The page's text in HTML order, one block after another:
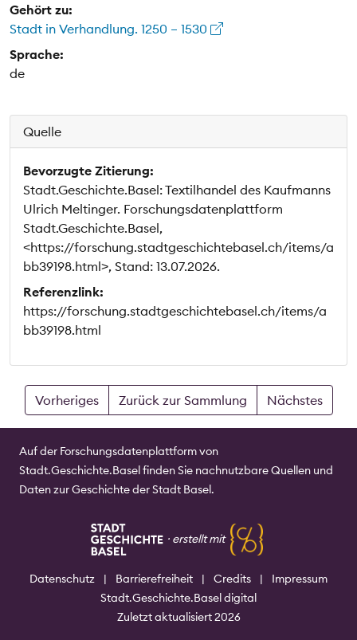
Gehört zu:
Stadt in Verhandlung. 1250 – 1530
Sprache:
de
Quelle
Bevorzugte Zitierung:
Stadt.Geschichte.Basel: Textilhandel des Kaufmanns
Ulrich Meltinger. Forschungsdatenplattform
Stadt.Geschichte.Basel,
<https://forschung.stadtgeschichtebasel.ch/items/a
bb39198.html>, Stand: 13.07.2026.
Referenzlink:
https://forschung.stadtgeschichtebasel.ch/items/a
bb39198.html
Vorheriges Zurück zur Sammlung Nächstes
Auf der Forschungsdatenplattform von
Stadt.Geschichte.Basel finden Sie nachnutzbare Quellen und
Daten zur Geschichte der Stadt Basel.
⸱ erstellt mit
Datenschutz | Barrierefreiheit | Credits |
Impressum
Stadt.Geschichte.Basel digital
Zuletzt aktualisiert 2026